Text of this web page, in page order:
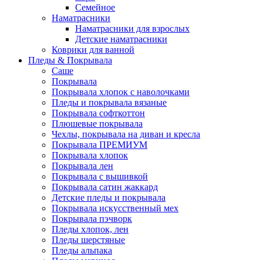
Семейное
Наматрасники
Наматрасники для взрослых
Детские наматрасники
Коврики для ванной
Пледы & Покрывала
Саше
Покрывала
Покрывала хлопок с наволочками
Пледы и покрывала вязаные
Покрывала софткоттон
Плюшевые покрывала
Чехлы, покрывала на диван и кресла
Покрывала ПРЕМИУМ
Покрывала хлопок
Покрывала лен
Покрывала с вышивкой
Покрывала сатин жаккард
Детские пледы и покрывала
Покрывала искусственный мех
Покрывала пэчворк
Пледы хлопок, лен
Пледы шерстяные
Пледы альпака